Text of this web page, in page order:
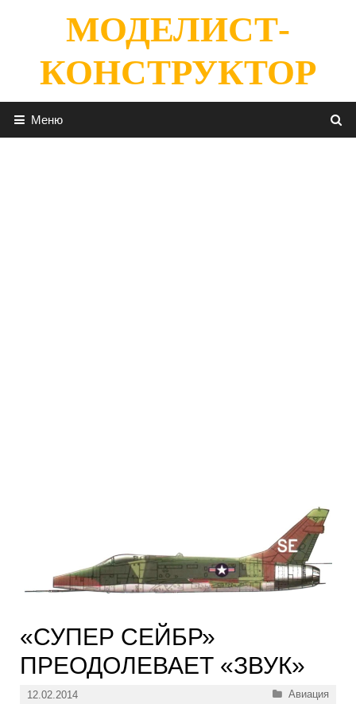
содержимомуМОДЕЛИСТ-
КОНСТРУКТОР
Меню
«СУПЕР СЕЙБР»
ПРЕОДОЛЕВАЕТ «ЗВУК»
12.02.2014 Рубрики
Авиация